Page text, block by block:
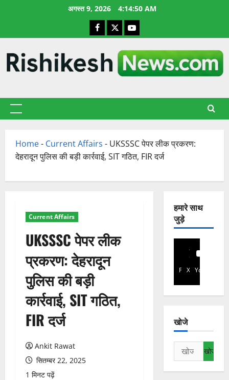
अगस्त 9, 2026 4:14:51 AM
Facebook
X YouTube
प्राथमिक
Home- Current Affairs - UKSSSC पेपर लीक प्रकरण:
देहरादून पुलिस की बड़ी कार्रवाई, SIT गठित, FIR दर्ज
Current Affairs
UKSSSC पेपर लीक
प्रकरण: देहरादून
पुलिस की बड़ी
कार्रवाई, SIT गठित,
FIR दर्ज
Ankit Rawat
सितम्बर 22, 2025
1 मिनट पढ़ें
हमारे साथ
जुड़े
Facebook
X YouTube
खोजे
निम्न
को
खोजें: